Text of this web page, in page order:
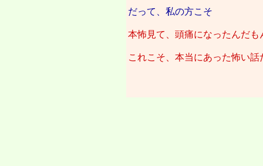
だって、私の方こそ
本怖見て、頭痛になったんだも
これこそ、本当にあった怖い話